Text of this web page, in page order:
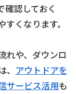
確認しておく
くなります。
れや、ダウンロ
アウトドアを
サービス活用も